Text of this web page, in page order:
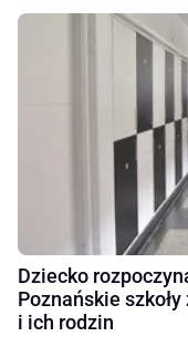
Dziecko
Poznańskie
i ich rodzin